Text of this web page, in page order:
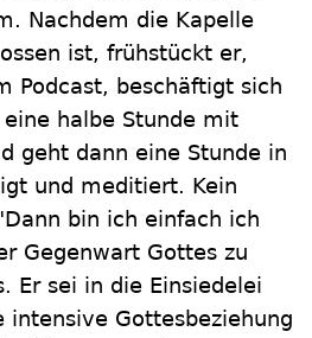
Nachdem die Kapelle
ist, frühstückt er,
Podcast, beschäftigt sich
halbe Stunde mit
geht dann eine Stunde in
und meditiert. Kein
bin ich einfach ich
Gegenwart Gottes zu
Er sei in die Einsiedelei
intensive Gottesbeziehung